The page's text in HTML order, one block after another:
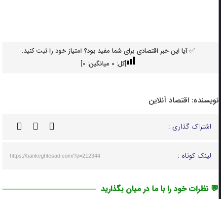
✅ آیا این خبر اقتصادی برای شما مفید بود؟ امتیاز خود را ثبت کنید.
[کل: 0میانگین: 0
]
نویسنده: اقتصاد آنلاین
اشتراک گذاری :
لینک کوتاه : https://bankeghtesad.com/?p=212344
💬 نظرات خود را با ما در میان بگذارید